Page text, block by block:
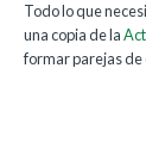
Todo lo que
una copia de la
formar parejas de